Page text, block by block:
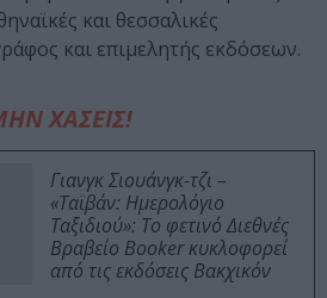
και θεσσαλικές
και επιμελητής εκδόσεων.
ΧΑΣΕΙΣ!
Γιανγκ Σιουάνγκ-τζι –
«Ταϊβάν: Ημερολόγιο
Ταξιδιού»: Το φετινό Διεθνές
Βραβείο Booker κυκλοφορεί
από τις εκδόσεις Βακχικόν